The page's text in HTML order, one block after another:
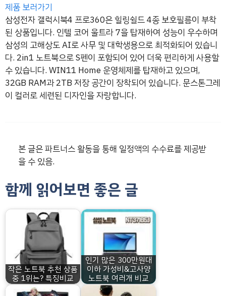
제품 보러가기
삼성전자 갤럭시북4 프로360은 힐링쉴드 4종 보호필름이 부착
된 상품입니다. 인텔 코어 울트라 7을 탑재하여 성능이 우수하며
삼성의 고해상도 AI로 사무 및 대학생용으로 최적화되어 있습니
다. 2in1 노트북으로 S펜이 포함되어 있어 더욱 편리하게 사용할
수 있습니다. WIN11 Home 운영체제를 탑재하고 있으며,
32GB RAM과 2TB 저장 공간이 장착되어 있습니다. 문스톤그레
이 컬러로 세련된 디자인을 자랑합니다.
본 글은 파트너스 활동을 통해 일정액의 수수료를 제공받
을 수 있음.
함께 읽어보면 좋은 글
작은 노트북 추천 상품
중 1위는? 특징비교
인기 많은 300만원대
이하 가성비&고사양
노트북 여러개 비교